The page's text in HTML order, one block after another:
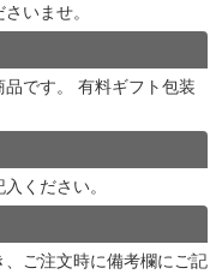
いませ。
です。 有料ギフト包装
ください。
、ご注文時に備考欄にご記